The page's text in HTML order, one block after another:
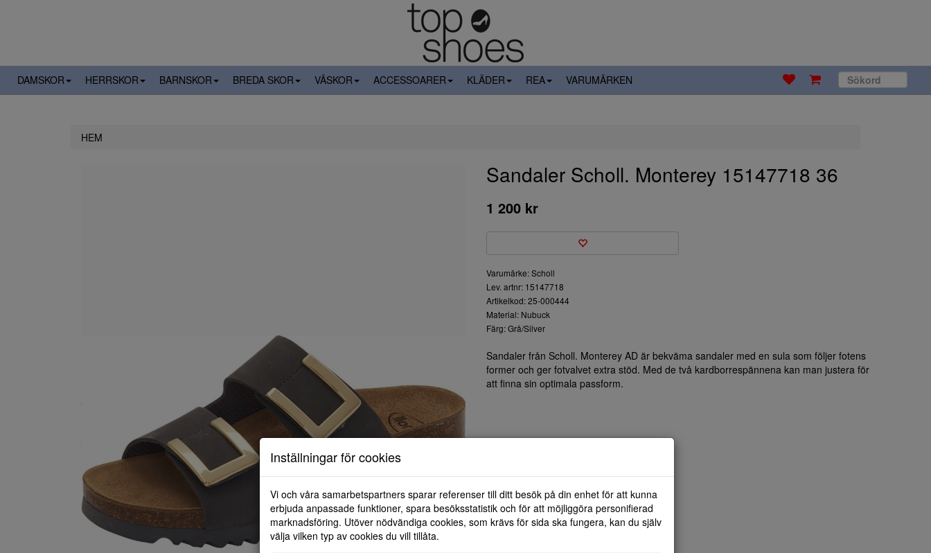
DAMSKOR HERRSKOR BARNSKOR BREDA SKOR VÄSKOR ACCESSOARER KLÄDER REA VARUMÄRKEN
HEM
Sandaler Scholl. Monterey 15147718 36
1 200 kr
Varumärke: Scholl
Lev. artnr: 15147718
Artikelkod: 25-000444
Material: Nubuck
Färg: Grå/Silver
Sandaler från Scholl. Monterey AD är bekväma sandaler med en sula som följer fotens
former och ger fotvalvet extra stöd. Med de två kardborrespännena kan man justera för
att finna sin optimala passform.
Inställningar för cookies
Vi och våra samarbetspartners sparar referenser till ditt besök på din enhet för att kunna
erbjuda anpassade funktioner, spara besöksstatistik och för att möjliggöra personifierad
marknadsföring. Utöver nödvändiga cookies, som krävs för sida ska fungera, kan du själv
välja vilken typ av cookies du vill tillåta.